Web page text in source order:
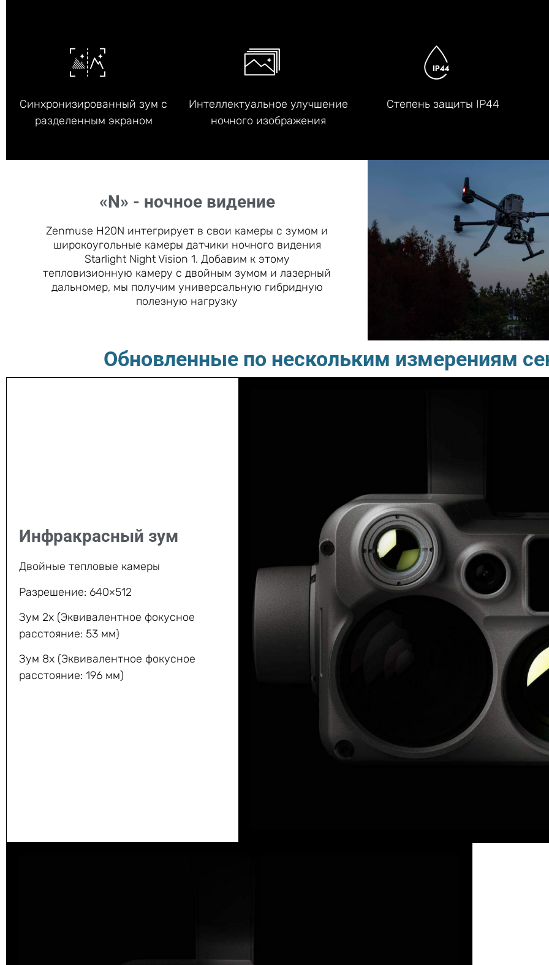
Синхронизированный зум с
разделенным экраном
Интеллектуальное улучшение
ночного изображения
Степень защиты IP44
«N» - ночное видение
Zenmuse H20N интегрирует в свои камеры c зумом и
широкоугольные камеры датчики ночного видения
Starlight Night Vision 1. Добавим к этому
тепловизионную камеру с двойным зумом и лазерный
дальномер, мы получим универсальную гибридную
полезную нагрузку
Обновленные по нескольким измерениям
Инфракрасный зум
Двойные тепловые камеры
Разрешение: 640×512
Зум 2x (Эквивалентное фокусное
расстояние: 53 мм)
Зум 8x (Эквивалентное фокусное
расстояние: 196 мм)